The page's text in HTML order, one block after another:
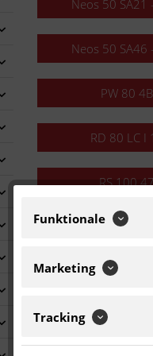
Neos 50 SA21
Neos 50 SA46
PW 80
RD 80 LC I
RS 100
Spy 50 4VA
TY 50 M
YFM 80 Raptor R
Funktionale
Marketing
Tracking